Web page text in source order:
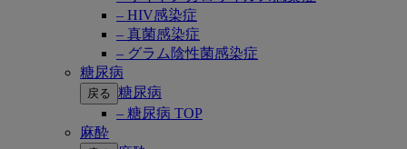
– HIV感染症
– 真菌感染症
– グラム陰性菌感染症
糖尿病
戻る 糖尿病
– 糖尿病 TOP
麻酔